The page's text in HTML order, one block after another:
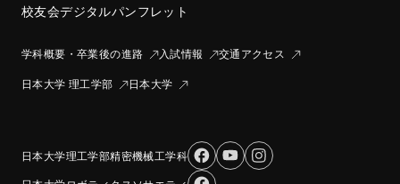
校友会デジタルパンフレット
学科概要・卒業後の進路 入試情報
交通アクセス
日本大学 理工学部
日本大学
日本大学理工学部精密機械工学科